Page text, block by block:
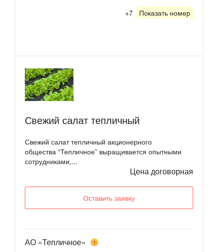
+7 Показать номер
Свежий салат тепличный
Свежий салат тепличный акционерного
общества “Тепличное” выращивается опытными
сотрудниками,...
Цена договорная
Оставить заявку
АО «Тепличное» 1